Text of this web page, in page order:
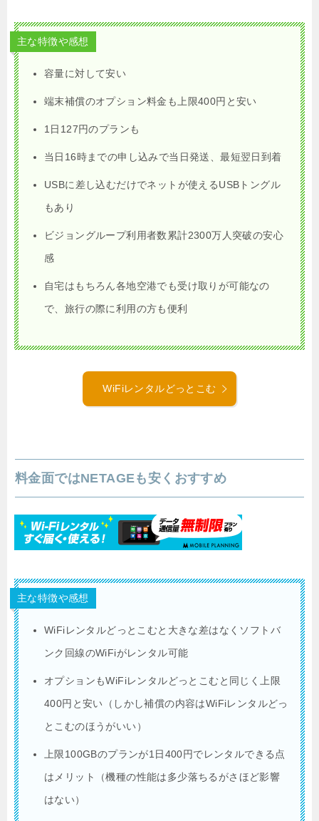
主な特徴や感想
容量に対して安い
端末補償のオプション料金も上限400円と安い
1日127円のプランも
当日16時までの申し込みで当日発送、最短翌日到着
USBに差し込むだけでネットが使えるUSBトングル
もあり
ビジョングループ利用者数累計2300万人突破の安心
感
自宅はもちろん各地空港でも受け取りが可能なの
で、旅行の際に利用の方も便利
WiFiレンタルどっとこむ
料金面ではNETAGEも安くおすすめ
主な特徴や感想
WiFiレンタルどっとこむと大きな差はなくソフトバ
ンク回線のWiFiがレンタル可能
オプションもWiFiレンタルどっとこむと同じく上限
400円と安い（しかし補償の内容はWiFiレンタルどっ
とこむのほうがいい）
上限100GBのプランが1日400円でレンタルできる点
はメリット（機種の性能は多少落ちるがさほど影響
はない）